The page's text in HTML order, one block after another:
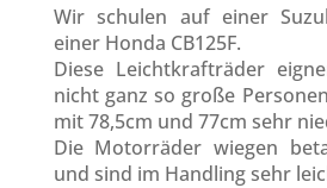
Wir schulen auf einer
einer Honda CB125F.
Diese Leichtkrafträder
nicht ganz so große
mit 78,5cm und 77cm sehr
Die Motorräder wiegen
und sind im Handling sehr